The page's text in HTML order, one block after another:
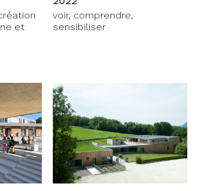
et
voir, comprendre,
sensibiliser